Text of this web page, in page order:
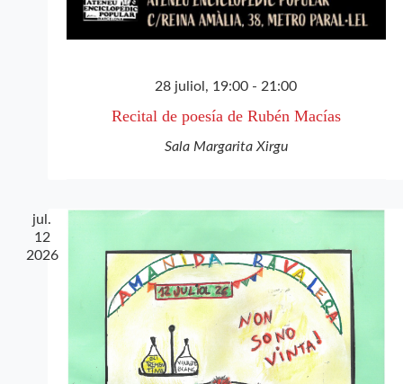
28 juliol, 19:00 - 21:00
Recital de poesía de Rubén Macías
Sala Margarita Xirgu
jul.
12
2026